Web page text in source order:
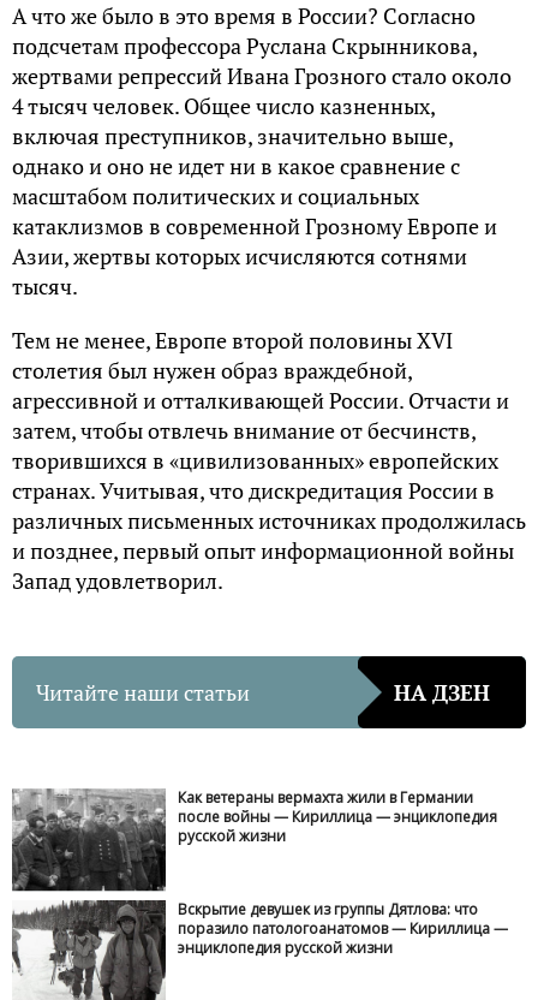
А что же было в это время в России? Согласно
подсчетам профессора Руслана Скрынникова,
жертвами репрессий Ивана Грозного стало около
4 тысяч человек. Общее число казненных,
включая преступников, значительно выше,
однако и оно не идет ни в какое сравнение с
масштабом политических и социальных
катаклизмов в современной Грозному Европе и
Азии, жертвы которых исчисляются сотнями
тысяч.
Тем не менее, Европе второй половины XVI
столетия был нужен образ враждебной,
агрессивной и отталкивающей России. Отчасти и
затем, чтобы отвлечь внимание от бесчинств,
творившихся в «цивилизованных» европейских
странах. Учитывая, что дискредитация России в
различных письменных источниках продолжилась
и позднее, первый опыт информационной войны
Запад удовлетворил.
Читайте наши статьи НА ДЗЕН
Как ветераны вермахта жили в Германии
после войны — Кириллица — энциклопедия
русской жизни
Вскрытие девушек из группы Дятлова: что
поразило патологоанатомов — Кириллица —
энциклопедия русской жизни